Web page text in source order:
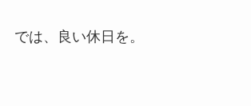
では、良い休日を。